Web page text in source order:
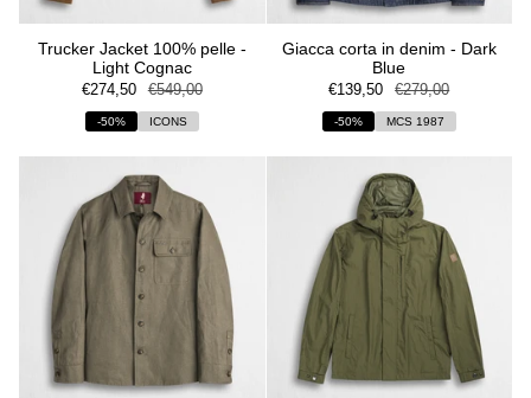
Trucker Jacket 100% pelle -
Light Cognac
€274,50 €549,00
-50% ICONS
Giacca corta in denim - Dark
Blue
€139,50 €279,00
-50% MCS 1987